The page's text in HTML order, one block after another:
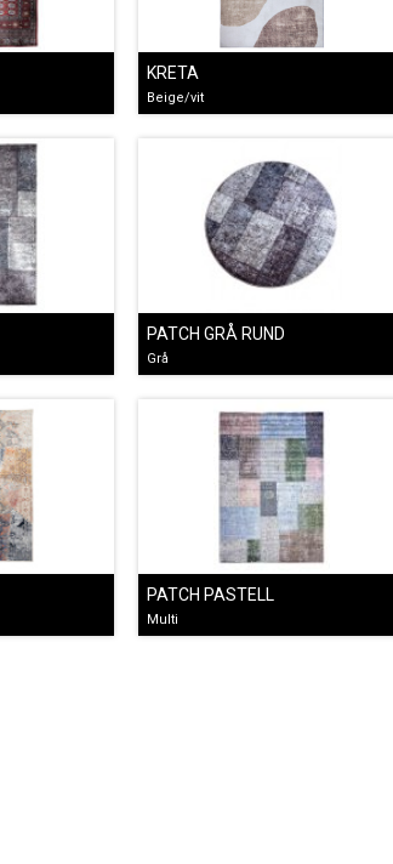
KRETA
Beige/vit
PATCH GRÅ RUND
Grå
PATCH PASTELL
Multi